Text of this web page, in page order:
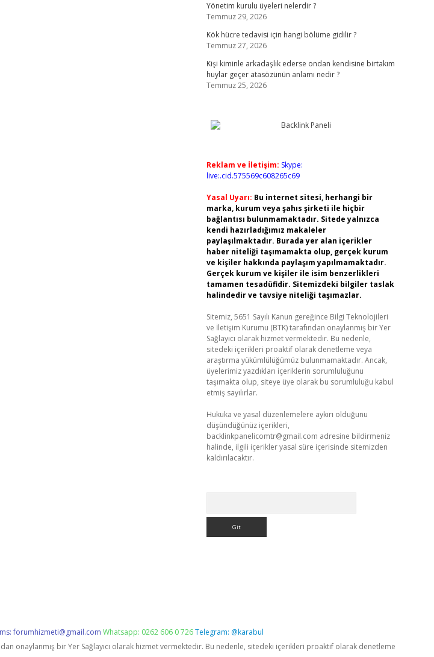
Yönetim kurulu üyeleri nelerdir ?
Temmuz 29, 2026
Kök hücre tedavisi için hangi bölüme gidilir ?
Temmuz 27, 2026
Kişi kiminle arkadaşlık ederse ondan kendisine birtakım
huylar geçer atasözünün anlamı nedir ?
Temmuz 25, 2026
Reklam ve İletişim: Skype:
live:.cid.575569c608265c69
Yasal Uyarı: Bu internet sitesi, herhangi bir
marka, kurum veya şahıs şirketi ile hiçbir
bağlantısı bulunmamaktadır. Sitede yalnızca
kendi hazırladığımız makaleler
paylaşılmaktadır. Burada yer alan içerikler
haber niteliği taşımamakta olup, gerçek kurum
ve kişiler hakkında paylaşım yapılmamaktadır.
Gerçek kurum ve kişiler ile isim benzerlikleri
tamamen tesadüfidir. Sitemizdeki bilgiler taslak
halindedir ve tavsiye niteliği taşımazlar.
Sitemiz, 5651 Sayılı Kanun gereğince Bilgi Teknolojileri
ve İletişim Kurumu (BTK) tarafından onaylanmış bir Yer
Sağlayıcı olarak hizmet vermektedir. Bu nedenle,
sitedeki içerikleri proaktif olarak denetleme veya
araştırma yükümlülüğümüz bulunmamaktadır. Ancak,
üyelerimiz yazdıkları içeriklerin sorumluluğunu
taşımakta olup, siteye üye olarak bu sorumluluğu kabul
etmiş sayılırlar.
Hukuka ve yasal düzenlemelere aykırı olduğunu
düşündüğünüz içerikleri,
backlinkpanelicomtr@gmail.com adresine bildirmeniz
halinde, ilgili içerikler yasal süre içerisinde sitemizden
kaldırılacaktır.
forumhizmeti@gmail.com Whatsapp: 0262 606 0 726Telegram: @karabul
onaylanmış bir Yer Sağlayıcı olarak hizmet vermektedir. Bu nedenle, sitedeki içerikleri proaktif olarak denetleme